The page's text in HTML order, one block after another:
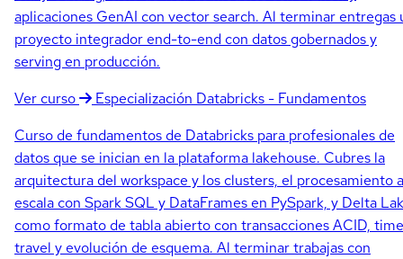
aplicaciones GenAI con vector search. Al terminar entregas
proyecto integrador end-to-end con datos gobernados y
serving en producción.
Ver curso
Especialización Databricks - Fundamentos
Curso de fundamentos de Databricks para profesionales de
datos que se inician en la plataforma lakehouse. Cubres la
arquitectura del workspace y los clusters, el procesamiento a
escala con Spark SQL y DataFrames en PySpark, y Delta
como formato de tabla abierto con transacciones ACID, time
travel y evolución de esquema. Al terminar trabajas con